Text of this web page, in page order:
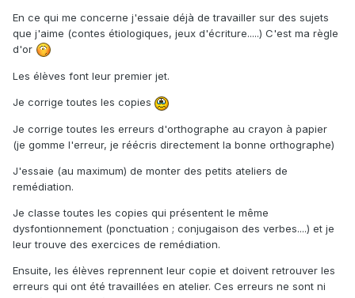
En ce qui me concerne j'essaie déjà de travailler sur des sujets
que j'aime (contes étiologiques, jeux d'écriture.....) C'est ma règle
d'or
Les élèves font leur premier jet.
Je corrige toutes les copies
Je corrige toutes les erreurs d'orthographe au crayon à papier
(je gomme l'erreur, je réécris directement la bonne orthographe)
J'essaie (au maximum) de monter des petits ateliers de
remédiation.
Je classe toutes les copies qui présentent le même
dysfontionnement (ponctuation ; conjugaison des verbes....) et je
leur trouve des exercices de remédiation.
Ensuite, les élèves reprennent leur copie et doivent retrouver les
erreurs qui ont été travaillées en atelier. Ces erreurs ne sont ni